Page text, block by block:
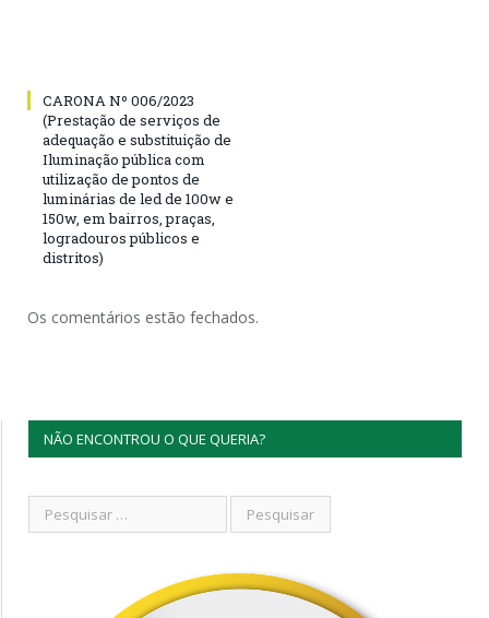
CARONA Nº 006/2023
(Prestação de serviços de
adequação e substituição de
Iluminação pública com
utilização de pontos de
luminárias de led de 100w e
150w, em bairros, praças,
logradouros públicos e
distritos)
Os comentários estão fechados.
NÃO ENCONTROU O QUE QUERIA?